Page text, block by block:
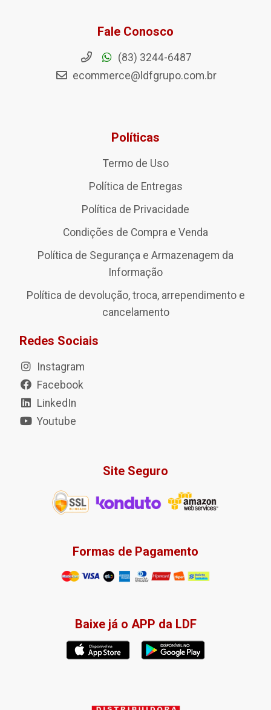
Fale Conosco
(83) 3244-6487
ecommerce@ldfgrupo.com.br
Políticas
Termo de Uso
Política de Entregas
Política de Privacidade
Condições de Compra e Venda
Política de Segurança e Armazenagem da
Informação
Política de devolução, troca, arrependimento e
cancelamento
Redes Sociais
Instagram
Facebook
LinkedIn
Youtube
Site Seguro
Formas de Pagamento
Baixe já o APP da LDF